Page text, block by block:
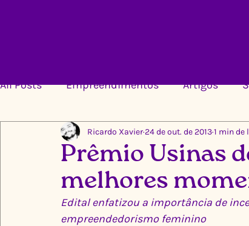
All Posts
Empreendimentos Artigos
Prêmio Usinas
melhores
Ricardo Xavier24 de out. de 20131 min de
Edital enfatizou a importância de
empreendedorismo feminino